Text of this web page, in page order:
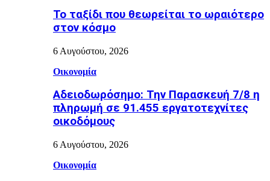
Το ταξίδι που θεωρείται το ωραιότερο
στον κόσμο
6 Αυγούστου, 2026
Οικονομία
Αδειοδωρόσημο: Την Παρασκευή 7/8 η
πληρωμή σε 91.455 εργατοτεχνίτες
οικοδόμους
6 Αυγούστου, 2026
Οικονομία